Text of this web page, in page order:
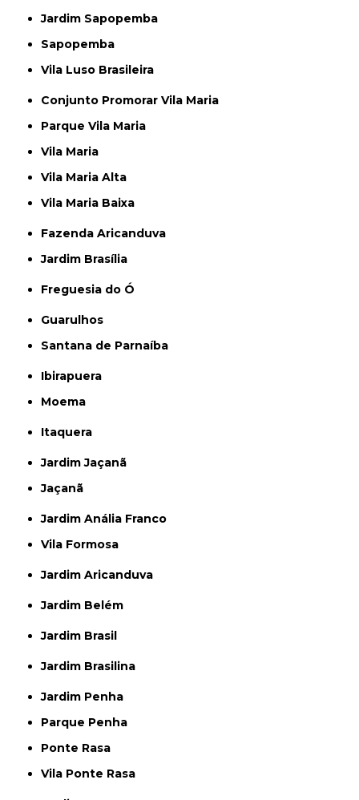
Jardim Sapopemba
Sapopemba
Vila Luso Brasileira
Conjunto Promorar Vila Maria
Parque Vila Maria
Vila Maria
Vila Maria Alta
Vila Maria Baixa
Fazenda Aricanduva
Jardim Brasília
Freguesia do Ó
Guarulhos
Santana de Parnaíba
Ibirapuera
Moema
Itaquera
Jardim Jaçanã
Jaçanã
Jardim Anália Franco
Vila Formosa
Jardim Aricanduva
Jardim Belém
Jardim Brasil
Jardim Brasilina
Jardim Penha
Parque Penha
Ponte Rasa
Vila Ponte Rasa